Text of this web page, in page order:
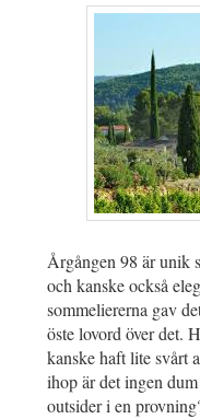
Årgången 98 är unik
och kanske också
sommeliererna gav
öste lovord över det.
kanske haft lite svårt
ihop är det ingen
outsider i en